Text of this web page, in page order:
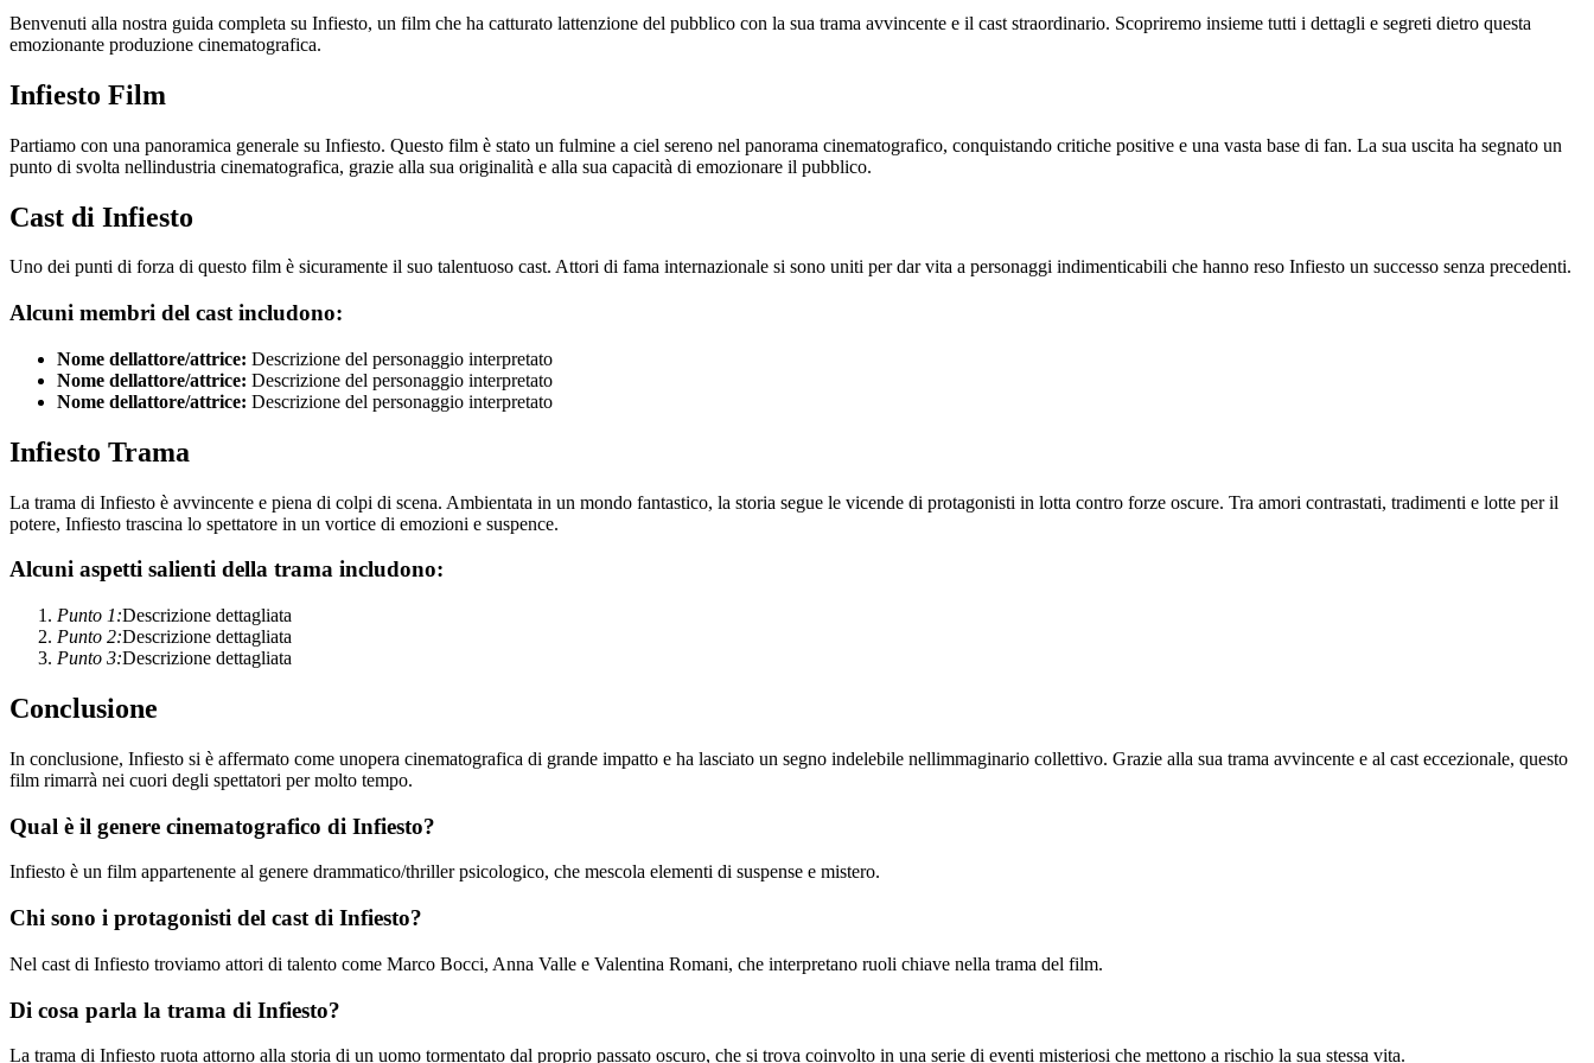
Benvenuti alla nostra guida completa su Infiesto, un film che ha catturato lattenzione del pubblico con la sua trama avvincente e il cast straordinario. Scopriremo insieme tutti i dettagli e segreti dietro questa
emozionante produzione cinematografica.
Infiesto Film
Partiamo con una panoramica generale su Infiesto. Questo film è stato un fulmine a ciel sereno nel panorama cinematografico, conquistando critiche positive e una vasta base di fan. La sua uscita ha segnato un
punto di svolta nellindustria cinematografica, grazie alla sua originalità e alla sua capacità di emozionare il pubblico.
Cast di Infiesto
Uno dei punti di forza di questo film è sicuramente il suo talentuoso cast. Attori di fama internazionale si sono uniti per dar vita a personaggi indimenticabili che hanno reso Infiesto un successo senza precedenti.
Alcuni membri del cast includono:
Nome dellattore/attrice: Descrizione del personaggio interpretato
Nome dellattore/attrice: Descrizione del personaggio interpretato
Nome dellattore/attrice: Descrizione del personaggio interpretato
Infiesto Trama
La trama di Infiesto è avvincente e piena di colpi di scena. Ambientata in un mondo fantastico, la storia segue le vicende di protagonisti in lotta contro forze oscure. Tra amori contrastati, tradimenti e lotte per il
potere, Infiesto trascina lo spettatore in un vortice di emozioni e suspence.
Alcuni aspetti salienti della trama includono:
Punto 1:Descrizione dettagliata
Punto 2:Descrizione dettagliata
Punto 3:Descrizione dettagliata
Conclusione
In conclusione, Infiesto si è affermato come unopera cinematografica di grande impatto e ha lasciato un segno indelebile nellimmaginario collettivo. Grazie alla sua trama avvincente e al cast eccezionale, questo
film rimarrà nei cuori degli spettatori per molto tempo.
Qual è il genere cinematografico di Infiesto?
Infiesto è un film appartenente al genere drammatico/thriller psicologico, che mescola elementi di suspense e mistero.
Chi sono i protagonisti del cast di Infiesto?
Nel cast di Infiesto troviamo attori di talento come Marco Bocci, Anna Valle e Valentina Romani, che interpretano ruoli chiave nella trama del film.
Di cosa parla la trama di Infiesto?
La trama di Infiesto ruota attorno alla storia di un uomo tormentato dal proprio passato oscuro, che si trova coinvolto in una serie di eventi misteriosi che mettono a rischio la sua stessa vita.